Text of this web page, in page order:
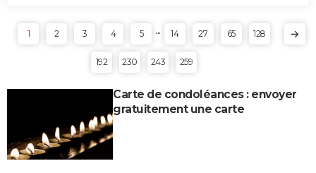
1 2 3 4 5 ... 14 27 65 128
192 230 243 259
Carte de condoléances : envoyer
gratuitement une carte